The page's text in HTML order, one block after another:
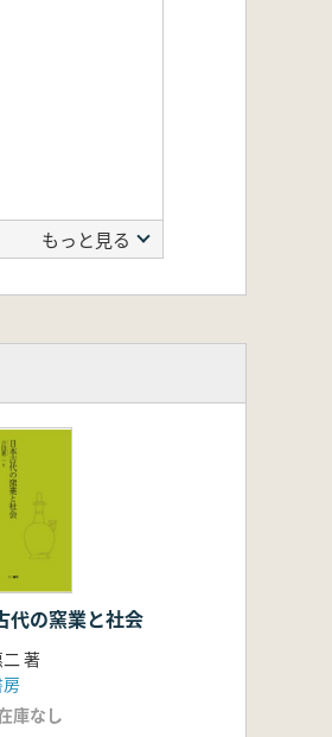
もっと見る
代の窯業と社会
著
庫なし